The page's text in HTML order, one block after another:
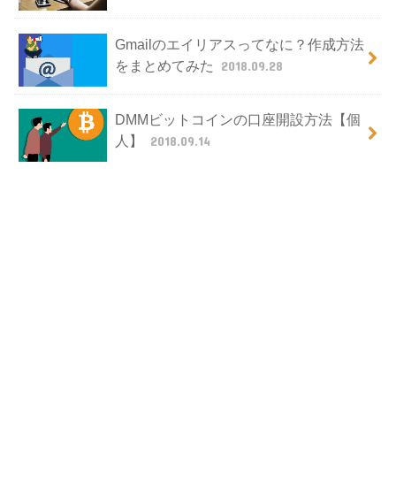
Gmailのエイリアスってなに？作成方法
をまとめてみた
2018.09.28
DMMビットコインの口座開設方法【個
人】
2018.09.14